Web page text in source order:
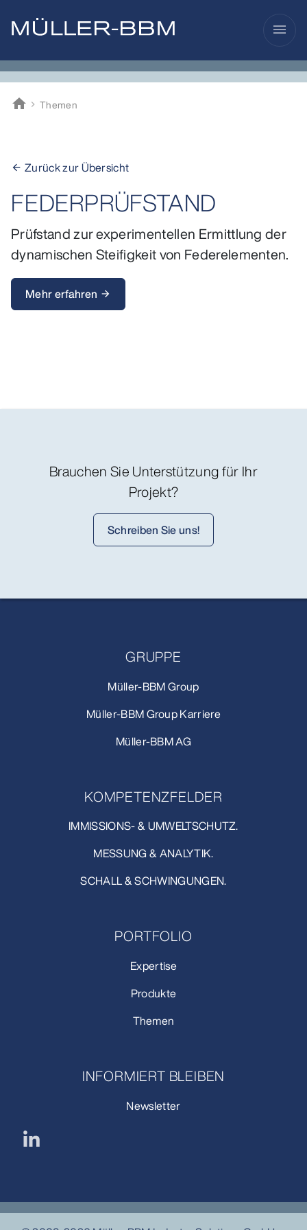
menu
home
Müller-BBM
Themen
arrow_back Zurück zur Übersicht
FEDERPRÜFSTAND
Prüfstand zur experimentellen Ermittlung der
dynamischen Steifigkeit von Federelementen.
Mehr erfahren arrow_forward
Brauchen Sie Unterstützung für Ihr
Projekt?
Schreiben Sie uns!
GRUPPE
Müller-BBM Group
Müller-BBM Group Karriere
Müller-BBM AG
KOMPETENZFELDER
IMMISSIONS- & UMWELTSCHUTZ.
MESSUNG & ANALYTIK.
SCHALL & SCHWINGUNGEN.
PORTFOLIO
Expertise
Produkte
Themen
INFORMIERT BLEIBEN
Newsletter